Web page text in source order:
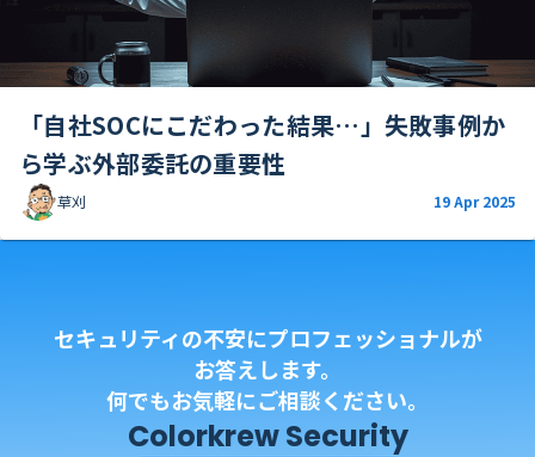
「自社SOCにこだわった結果…」失敗事例か
ら学ぶ外部委託の重要性
草刈 19 Apr 2025
セキュリティの不安にプロフェッショナルが
お答えします。
何でもお気軽にご相談ください。
Colorkrew Security